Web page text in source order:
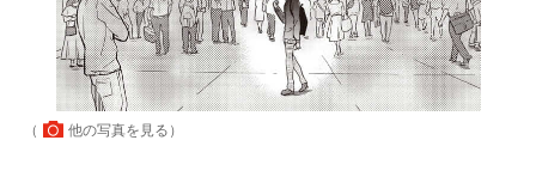
（ 他の写真を見る ）